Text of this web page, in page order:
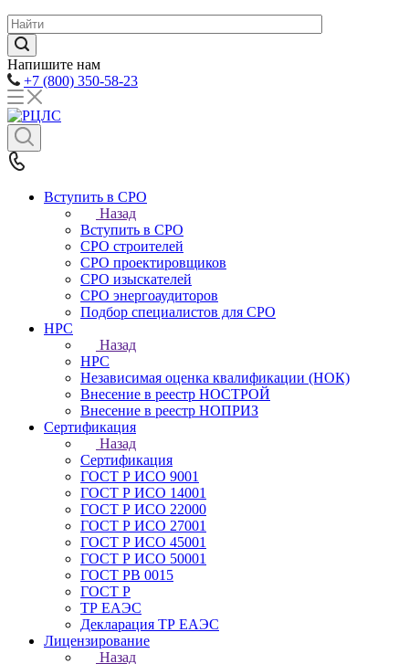
Напишите нам
+7 (800) 350-58-23
Вступить в СРО
Назад
Вступить в СРО
СРО строителей
СРО проектировщиков
СРО изыскателей
СРО энергоаудиторов
Подбор специалистов для СРО
НРС
Назад
НРС
Независимая оценка квалификации (НОК)
Внесение в реестр НОСТРОЙ
Внесение в реестр НОПРИЗ
Сертификация
Назад
Сертификация
ГОСТ Р ИСО 9001
ГОСТ Р ИСО 14001
ГОСТ Р ИСО 22000
ГОСТ Р ИСО 27001
ГОСТ Р ИСО 45001
ГОСТ Р ИСО 50001
ГОСТ РВ 0015
ГОСТ Р
ТР ЕАЭС
Декларация ТР ЕАЭС
Лицензирование
Назад